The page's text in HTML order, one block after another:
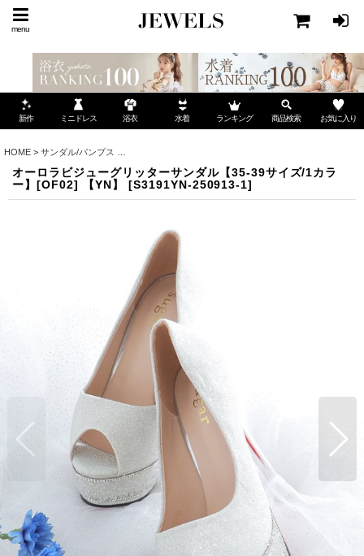
menu
新作 ミニドレス 浴衣 水着 ランキング 商品検索 お気に入り
HOME > サンダル/パンプス
オーロラビジューグリッターサンダル【35-39サイズ/1カラ
ー】[OF02] 【YN】
[S3191YN-250913-1]